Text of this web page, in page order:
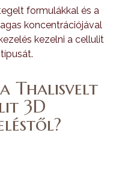
formulákkal és a
koncentrációjával
kezelni a cellulit
Thalisvelt
3D